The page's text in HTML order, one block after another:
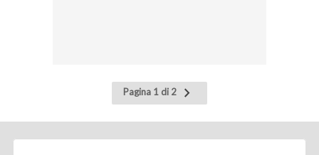
Pagina 1 di 2
Pagina
successiva